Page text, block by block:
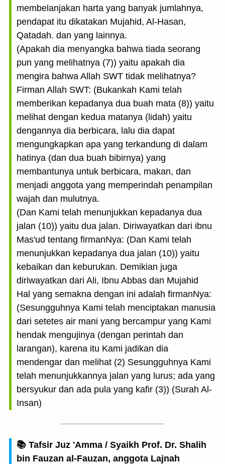
membelanjakan harta yang banyak jumlahnya,
pendapat itu dikatakan Mujahid, Al-Hasan,
Qatadah. dan yang lainnya.
(Apakah dia menyangka bahwa tiada seorang
pun yang melihatnya (7)) yaitu apakah dia
mengira bahwa Allah SWT tidak melihatnya?
Firman Allah SWT: (Bukankah Kami telah
memberikan kepadanya dua buah mata (8)) yaitu
melihat dengan kedua matanya (lidah) yaitu
dengannya dia berbicara, lalu dia dapat
mengungkapkan apa yang terkandung di dalam
hatinya (dan dua buah bibirnya) yang
membantunya untuk berbicara, makan, dan
menjadi anggota yang memperindah penampilan
wajah dan mulutnya.
(Dan Kami telah menunjukkan kepadanya dua
jalan (10)) yaitu dua jalan. Diriwayatkan dari ibnu
Mas'ud tentang firmanNya: (Dan Kami telah
menunjukkan kepadanya dua jalan (10)) yaitu
kebaikan dan keburukan. Demikian juga
diriwayatkan dari Ali, Ibnu Abbas dan Mujahid
Hal yang semakna dengan ini adalah firmanNya:
(Sesungguhnya Kami telah menciptakan manusia
dari setetes air mani yang bercampur yang Kami
hendak mengujinya (dengan perintah dan
larangan), karena itu Kami jadikan dia
mendengar dan melihat (2) Sesungguhnya Kami
telah menunjukkannya jalan yang lurus; ada yang
bersyukur dan ada pula yang kafir (3)) (Surah Al-
Insan)
📚 Tafsir Juz 'Amma / Syaikh Prof. Dr. Shalih
bin Fauzan al-Fauzan, anggota Lajnah